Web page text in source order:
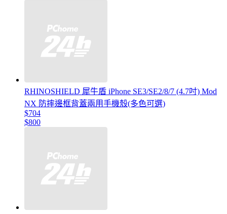
RHINOSHIELD 犀牛盾 iPhone SE3/SE2/8/7 (4.7吋) Mod
NX 防摔邊框背蓋兩用手機殼(多色可選)
$704
$800